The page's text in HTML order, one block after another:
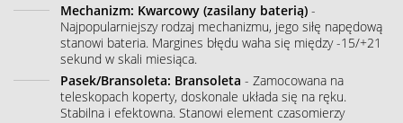
Mechanizm: Kwarcowy (zasilany baterią) -
Najpopularniejszy rodzaj mechanizmu, jego siłę napędową
stanowi bateria. Margines błędu waha się między -15/+21
sekund w skali miesiąca.
Pasek/Bransoleta: Bransoleta - Zamocowana na
teleskopach koperty, doskonale układa się na ręku.
Stabilna i efektowna. Stanowi element czasomierzy